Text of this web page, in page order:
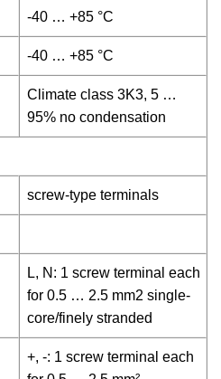
-40 … +85 °C
-40 … +85 °C
Climate class 3K3, 5 …
95% no condensation
screw-type terminals
L, N: 1 screw terminal each
for 0.5 … 2.5 mm2 single-
core/finely stranded
+, -: 1 screw terminal each